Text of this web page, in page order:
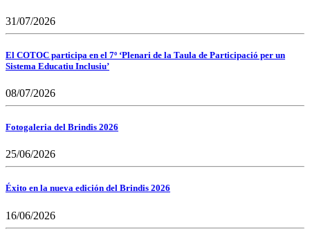
31/07/2026
El COTOC participa en el 7º ‘Plenari de la Taula de Participació per un
Sistema Educatiu Inclusiu’
08/07/2026
Fotogaleria del Brindis 2026
25/06/2026
Éxito en la nueva edición del Brindis 2026
16/06/2026